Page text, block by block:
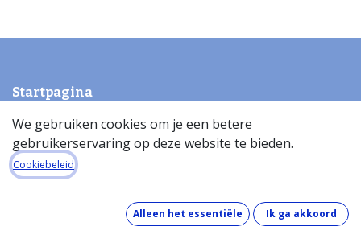
Startpagina
Wat kost de databank?
Hoe werkt de databank?
Wat zit er in de databank?
We gebruiken cookies om je een betere
gebruikerservaring op deze website te bieden.
Cookiebeleid
Alleen het essentiële Ik ga akkoord